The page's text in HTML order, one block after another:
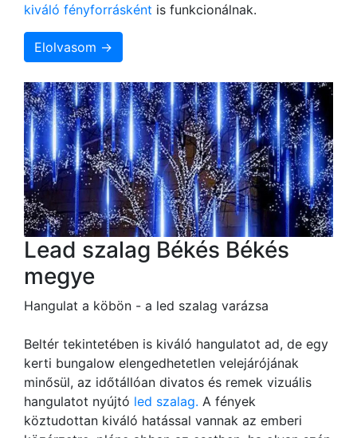
kiváló fényforrásként is funkcionálnak.
Elolvasom →
Lead szalag Békés Békés
megye
Hangulat a köbön - a led szalag varázsa
Beltér tekintetében is kiváló hangulatot ad, de egy
kerti bungalow elengedhetetlen velejárójának
minősül, az időtállóan divatos és remek vizuális
hangulatot nyújtó led szalag. A fények
köztudottan kiváló hatással vannak az emberi